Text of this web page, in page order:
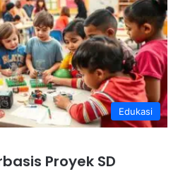
Edukasi
Proyek SD